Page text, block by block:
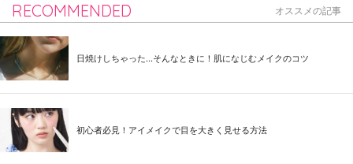
RECOMMENDED オススメの記事
日焼けしちゃった...そんなときに！肌になじむメイクのコツ
初心者必見！アイメイクで目を大きく見せる方法